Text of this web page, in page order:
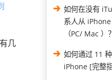
几
如何在没有
系人从
（PC/ Mac ）？
如何通过 11
iPhone [完整